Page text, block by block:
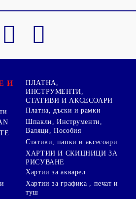
И
ПЛАТНА,
ИНСТРУМЕНТИ,
СТАТИВИ И АКСЕСОАРИ
Платна, дъски и рамки
Шпакли, Инструменти,
Валяци, Пособия
Стативи, папки и аксесоари
ХАРТИИ И СКИЦНИЦИ ЗА
РИСУВАНЕ
Хартии за акварел
Хартии за графика , печат и
туш